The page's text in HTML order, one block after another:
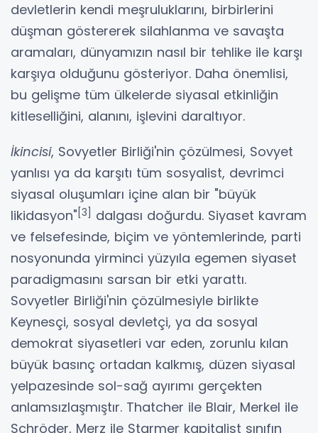
devletlerin kendi meşruluklarını, birbirlerini
düşman göstererek silahlanma ve savaşta
aramaları, dünyamızın nasıl bir tehlike ile karşı
karşıya olduğunu gösteriyor. Daha önemlisi,
bu gelişme tüm ülkelerde siyasal etkinliğin
kitleselliğini, alanını, işlevini daraltıyor.
İkincisi, Sovyetler Birliği'nin çözülmesi, Sovyet
yanlısı ya da karşıtı tüm sosyalist, devrimci
siyasal oluşumları içine alan bir "büyük
likidasyon" [3]
dalgası doğurdu. Siyaset kavram
ve felsefesinde, biçim ve yöntemlerinde, parti
nosyonunda yirminci yüzyıla egemen siyaset
paradigmasını sarsan bir etki yarattı.
Sovyetler Birliği'nin çözülmesiyle birlikte
Keynesçi, sosyal devletçi, ya da sosyal
demokrat siyasetleri var eden, zorunlu kılan
büyük basınç ortadan kalkmış, düzen siyasal
yelpazesinde sol-sağ ayırımı gerçekten
anlamsızlaşmıştır. Thatcher ile Blair, Merkel ile
Schröder, Merz ile Starmer kapitalist sınıfın